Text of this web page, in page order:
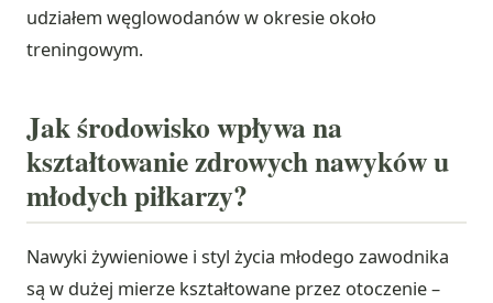
udziałem węglowodanów w okresie około
treningowym.
Jak środowisko wpływa na
kształtowanie zdrowych nawyków u
młodych piłkarzy?
Nawyki żywieniowe i styl życia młodego zawodnika
są w dużej mierze kształtowane przez otoczenie –